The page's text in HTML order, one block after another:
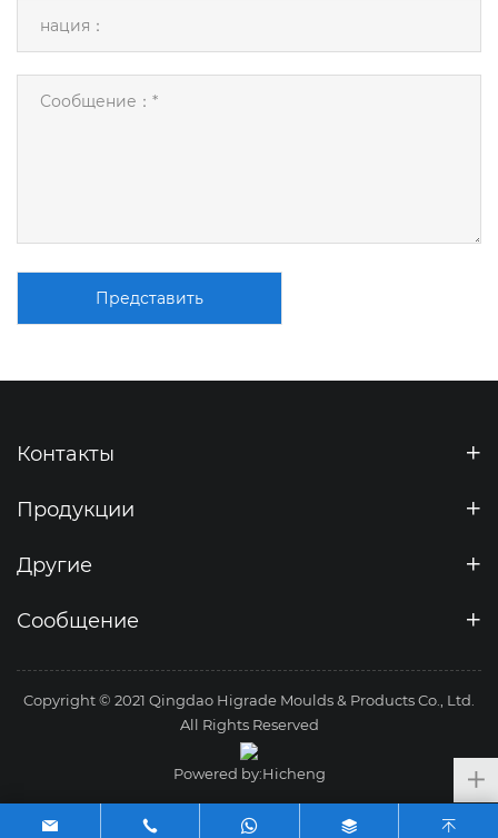
Представить
Контакты
Продукции
Другие
Сообщение
Copyright © 2021 Qingdao Higrade Moulds & Products Co., Ltd.
All Rights Reserved
Powered by:Hicheng